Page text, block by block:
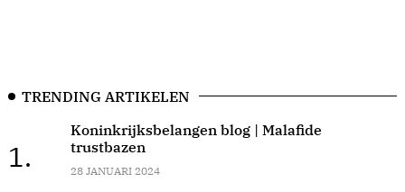
TRENDING ARTIKELEN
1.
Koninkrijksbelangen blog | Malafide
trustbazen
28 JANUARI 2024